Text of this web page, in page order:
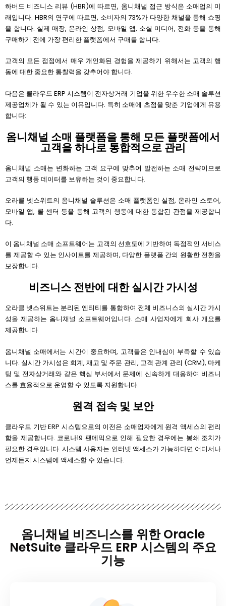
하버드 비즈니스 리뷰 (HBR)에 따르면, 옴니채널 접근 방식은 소매업의 미
래입니다. HBR의 연구에 따르면, 소비자의 73%가 다양한 채널을 통해 쇼핑
을 합니다. 실제 매장, 온라인 상점, 모바일 앱, 소셜 미디어, 전화 등을 통해
구매하기 전에 가장 편리한 플랫폼에서 구매를 합니다.
고객의 모든 접점에서 매우 개인화된 경험을 제공하기 위해서는 고객의 행
동에 대한 중요한 통찰력을 갖추어야 합니다.
다음은 클라우드 ERP 시스템이 전자상거래 기업을 위한 우수한 소매 솔루션
제공업체가 될 수 있는 이유입니다. 특히 소매에 초점을 맞춘 기업에게 유용
합니다:
옴니채널 소매 플랫폼을 통해 모든 플랫폼에서
고객을 하나로 통합적으로 관리
옴니채널 소매는 변화하는 고객 요구에 맞추어 발전하는 소매 전략이므로
고객의 행동 데이터를 보유하는 것이 중요합니다.
오라클 넷스위트의 옴니채널 솔루션은 소매 플랫폼인 실점, 온라인 스토어,
모바일 앱, 콜 센터 등을 통해 고객의 행동에 대한 통합된 관점을 제공합니
다.
이 옴니채널 소매 소프트웨어는 고객의 선호도에 기반하여 독점적인 서비스
를 제공할 수 있는 인사이트를 제공하며, 다양한 플랫폼 간의 원활한 전환을
보장합니다.
비즈니스 전반에 대한 실시간 가시성
오라클 넷스위트는 분리된 엔티티를 통합하여 전체 비즈니스의 실시간 가시
성을 제공하는 옴니채널 소프트웨어입니다. 소매 사업자에게 회사 개요를
제공합니다.
옴니채널 소매에서는 시간이 중요하며, 고객들은 인내심이 부족할 수 있습
니다. 실시간 가시성은 회계, 재고 및 주문 관리, 고객 관계 관리 (CRM), 마케
팅 및 전자상거래와 같은 핵심 부서에서 문제에 신속하게 대응하여 비즈니
스를 효율적으로 운영할 수 있도록 지원합니다.
원격 접속 및 보안
클라우드 기반 ERP 시스템으로의 이전은 소매업자에게 원격 액세스의 편리
함을 제공합니다. 코로나19 팬데믹으로 인해 필요한 경우에는 봉쇄 조치가
필요한 경우입니다. 시스템 사용자는 인터넷 액세스가 가능하다면 어디서나
언제든지 시스템에 액세스할 수 있습니다.
옴니채널 비즈니스를 위한 Oracle
NetSuite 클라우드 ERP 시스템의 주요
기능